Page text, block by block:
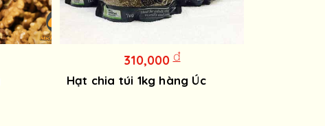
310,000 đ
Hạt chia túi 1kg hàng Úc